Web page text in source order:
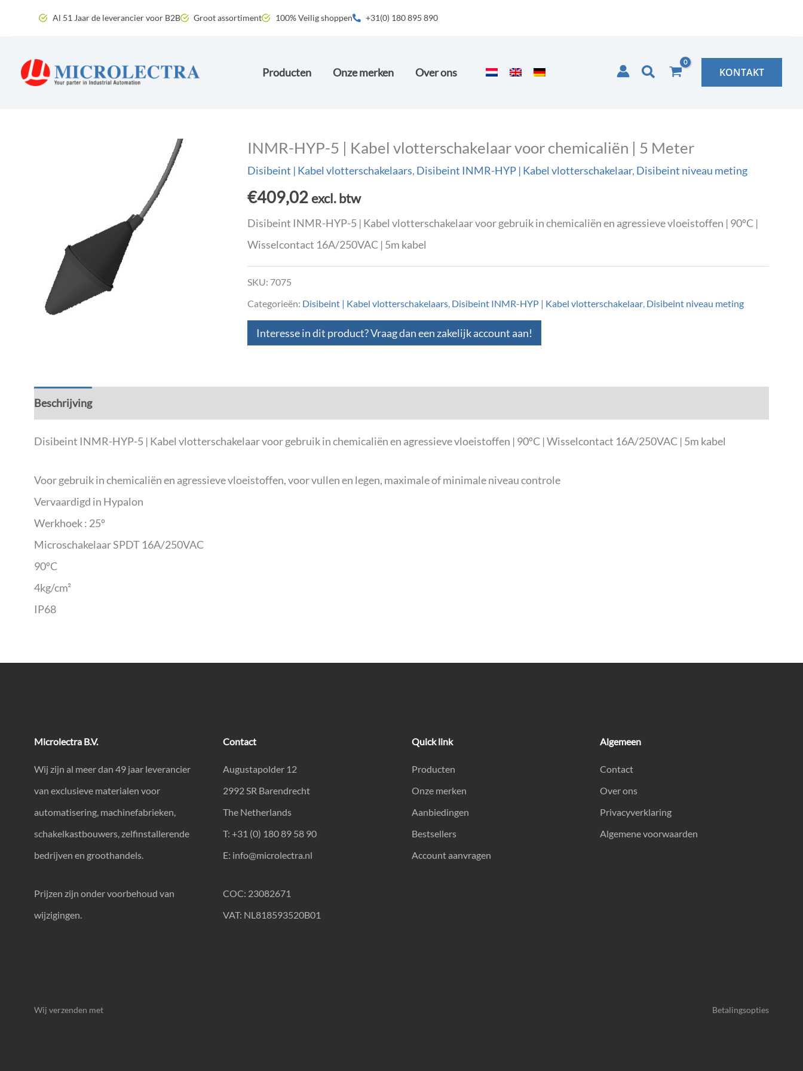
inhoud
Al 51 Jaar de leverancier voor B2B Groot assortiment 100% Veilig shoppen +31(0) 180 895 890
Producten Onze merken Over ons Zoeken KONTAKT
INMR-HYP-5 | Kabel vlotterschakelaar voor chemicaliën | 5 Meter
Disibeint | Kabel vlotterschakelaars, Disibeint INMR-HYP | Kabel vlotterschakelaar, Disibeint niveau meting
€409,02 excl. btw
Disibeint INMR-HYP-5 | Kabel vlotterschakelaar voor gebruik in chemicaliën en agressieve vloeistoffen | 90ºC |
Wisselcontact 16A/250VAC | 5m kabel
SKU: 7075
Categorieën: Disibeint | Kabel vlotterschakelaars, Disibeint INMR-HYP | Kabel vlotterschakelaar, Disibeint niveau meting
Interesse in dit product? Vraag dan een zakelijk account aan!
Beschrijving
Disibeint INMR-HYP-5 | Kabel vlotterschakelaar voor gebruik in chemicaliën en agressieve vloeistoffen | 90ºC | Wisselcontact 16A/250VAC | 5m kabel
Voor gebruik in chemicaliën en agressieve vloeistoffen, voor vullen en legen, maximale of minimale niveau controle
Vervaardigd in Hypalon
Werkhoek : 25º
Microschakelaar SPDT 16A/250VAC
90ºC
4kg/cm²
IP68
Microlectra B.V.
Wij zijn al meer dan 49 jaar leverancier
van exclusieve materialen voor
automatisering, machinefabrieken,
schakelkastbouwers, zelfinstallerende
bedrijven en groothandels.
Prijzen zijn onder voorbehoud van
wijzigingen.
Contact
Augustapolder 12
2992 SR Barendrecht
The Netherlands
T: +31 (0) 180 89 58 90
E: info@microlectra.nl
COC: 23082671
VAT: NL818593520B01
Quick link
Producten
Onze merken
Aanbiedingen
Bestsellers
Account aanvragen
Algemeen
Contact
Over ons
Privacyverklaring
Algemene voorwaarden
Wij verzenden met Betalingsopties